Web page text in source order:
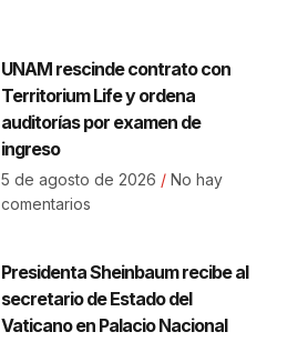
UNAM rescinde contrato con
Territorium Life y ordena
auditorías por examen de
ingreso
5 de agosto de 2026 No hay
comentarios
Presidenta Sheinbaum recibe al
secretario de Estado del
Vaticano en Palacio Nacional